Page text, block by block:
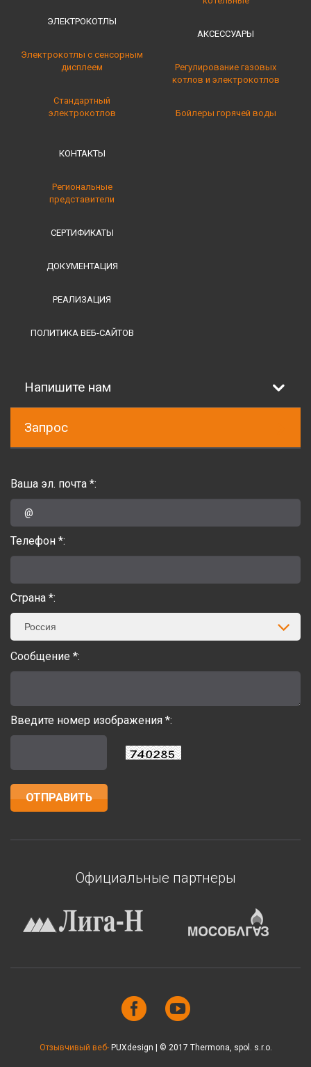
ЭЛЕКТРОКОТЛЫ
Электрокотлы с сенсорным
дисплеем
Стандартный
электрокотлов
АКСЕССУАРЫ
Регулирование газовых
котлов и электрокотлов
Бойлеры горячей воды
КОНТАКТЫ
Региональные
представители
СЕРТИФИКАТЫ
ДОКУМЕНТАЦИЯ
РЕАЛИЗАЦИЯ
ПОЛИТИКА ВЕБ-САЙТОВ
Напишите нам
Запрос
Ваша эл. почта *:
Телефон *:
Страна *:
Россия
Сообщение *:
Введите номер изображения *:
Официальные партнеры
Отзывчивый веб-PUXdesign | © 2017 Thermona, spol. s.r.o.